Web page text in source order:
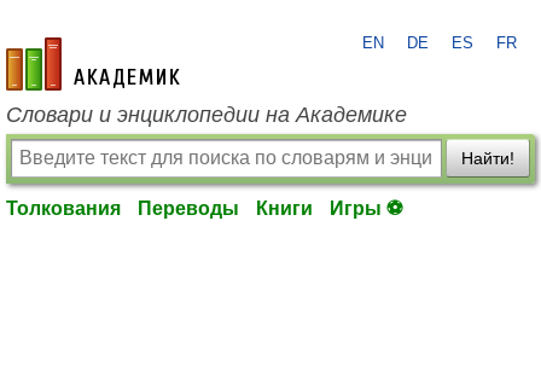
academic.ru
EN DE ES FR
Словари и энциклопедии на Академике
Найти!
Толкования Переводы Книги Игры ⚽